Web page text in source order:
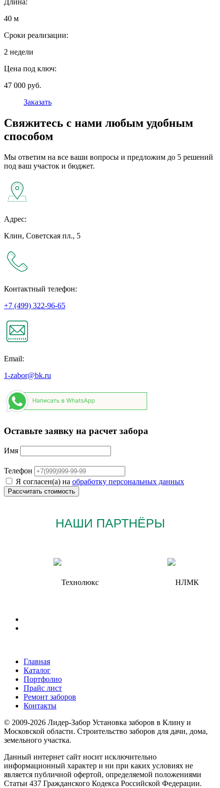
Длина:
40 м
Сроки реализации:
2 недели
Цена под ключ:
47 000 руб.
Заказать
Свяжитесь с нами любым удобным
способом
Мы ответим на все ваши вопросы и предложим до 5 решений
под ваш участок и бюджет.
Адрес:
Клин, Советская пл., 5
Контактный телефон:
+7 (499) 322-96-65
Email:
1-zabor@bk.ru
Оставьте заявку на расчет забора
Имя
Телефон
Я согласен(а) на обработку персональных данных
НАШИ ПАРТНЁРЫ
Главная
Каталог
Портфолио
Прайс лист
Ремонт заборов
Контакты
© 2009-2026 Лидер-Забор Установка заборов в Клину и
Московской области. Строительство заборов для дачи, дома,
земельного участка.
Данный интернет сайт носит исключительно
информационный характер и ни при каких условиях не
является публичной офертой, определяемой положениями
Статьи 437 Гражданского Кодекса Российской Федерации.